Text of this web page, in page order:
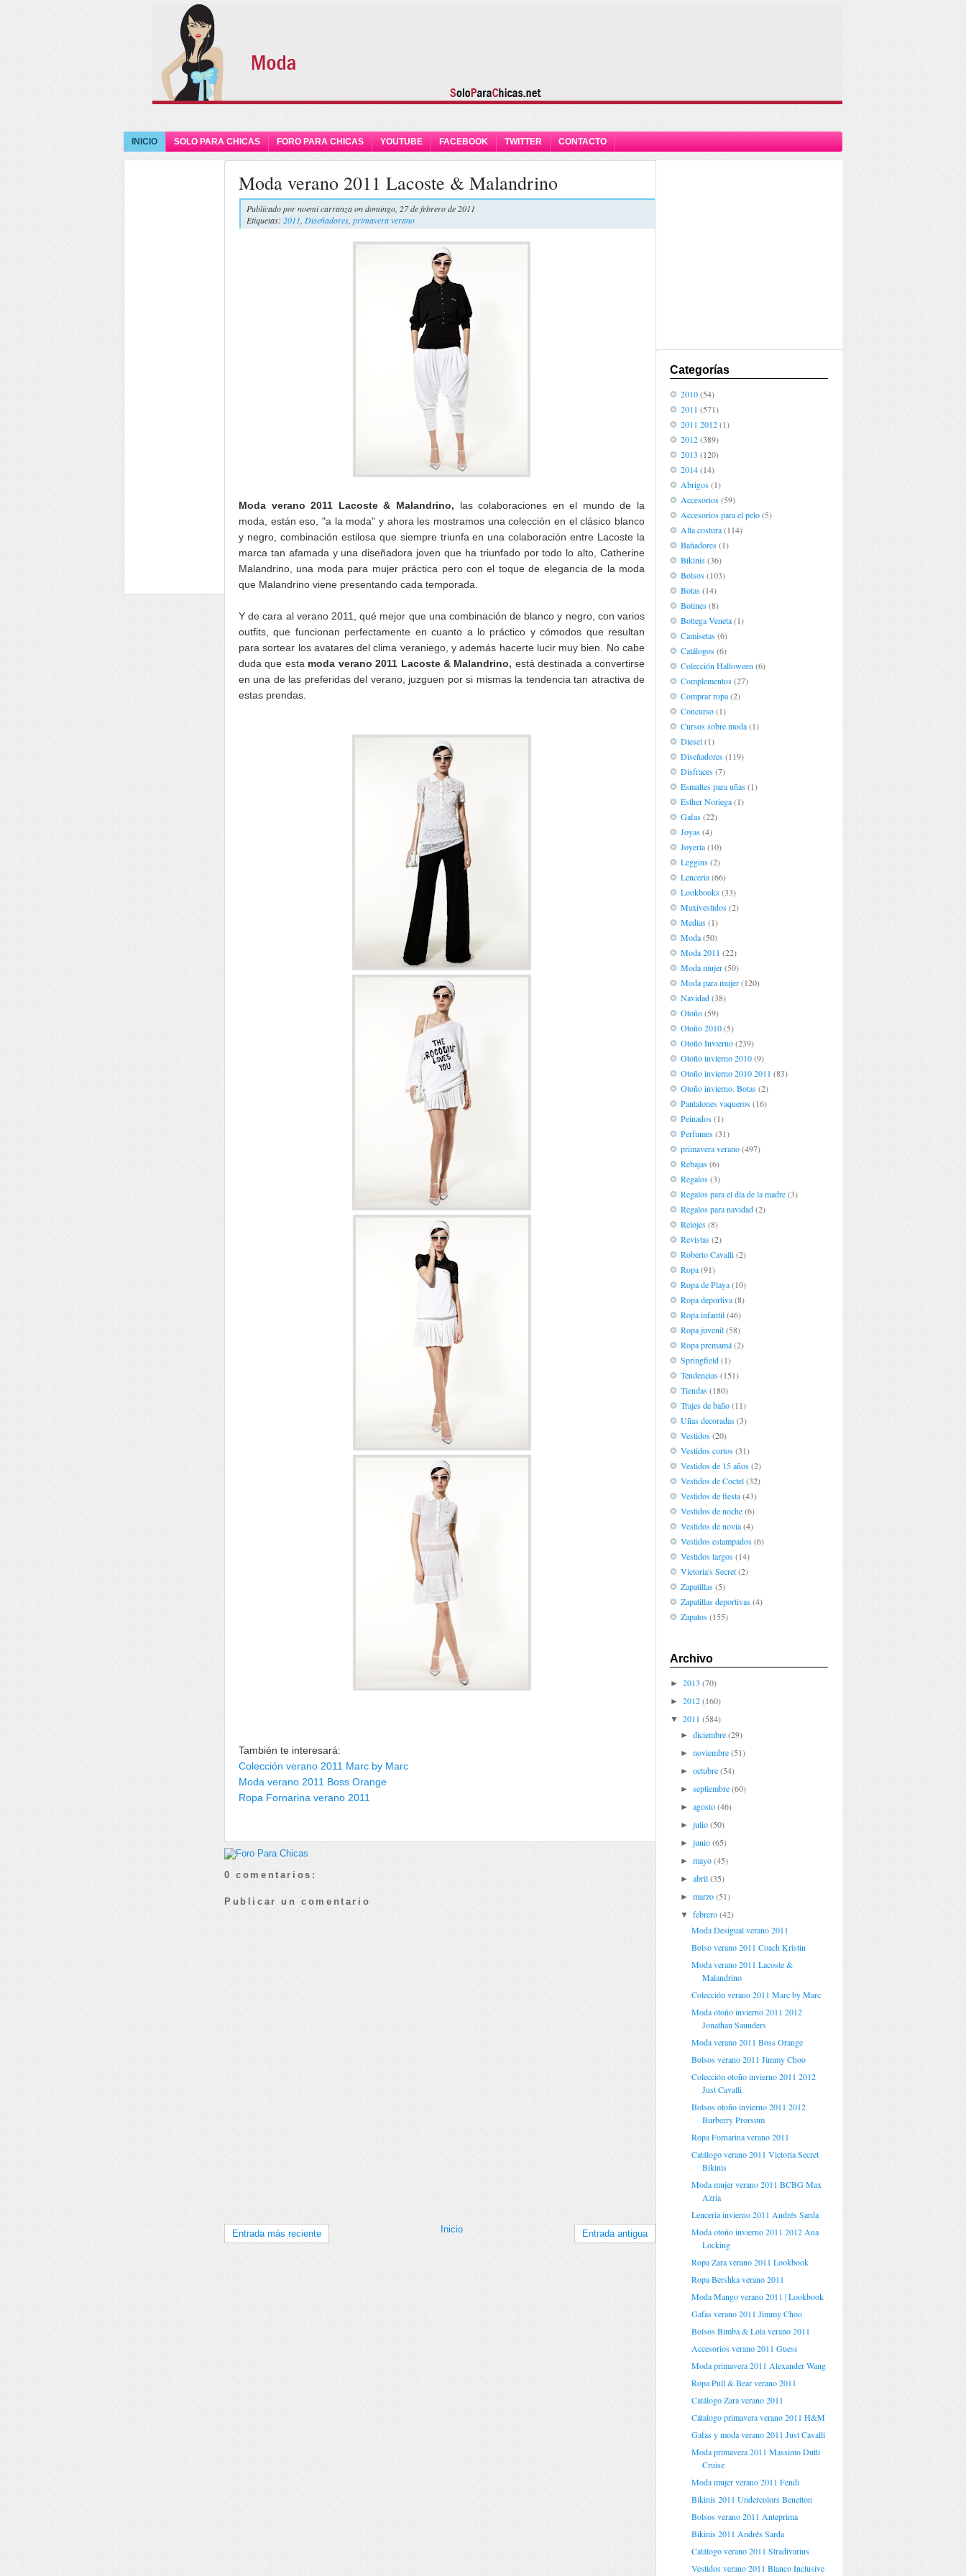
INICIO SOLO PARA CHICAS FORO PARA CHICAS YOUTUBE FACEBOOK TWITTER CONTACTO
Moda verano 2011 Lacoste & Malandrino
Publicado pornoemi carranzaon domingo, 27 de febrero de 2011
Etiquetas: 2011 Diseñadores primavera verano
Moda verano 2011 Lacoste & Malandrino, las colaboraciones en el mundo de la
moda, están eso, "a la moda" y ahora les mostramos una colección en el clásico blanco
y negro, combinación estilosa que siempre triunfa en una colaboración entre Lacoste la
marca tan afamada y una diseñadora joven que ha triunfado por todo lo alto, Catherine
Malandrino, una moda para mujer práctica pero con el toque de elegancia de la moda
que Malandrino viene presentando cada temporada.
Y de cara al verano 2011, qué mejor que una combinación de blanco y negro, con varios
outfits, que funcionan perfectamente en cuanto a lo práctico y cómodos que resultan
para sortear los avatares del clima veraniego, y además hacerte lucir muy bien. No cabe
duda que esta moda verano 2011 Lacoste & Malandrino, está destinada a convertirse
en una de las preferidas del verano, juzguen por si mismas la tendencia tan atractiva de
estas prendas.
También te interesará:
Colección verano 2011 Marc by Marc
Moda verano 2011 Boss Orange
Ropa Fornarina verano 2011
0 comentarios:
Publicar un comentario
Entrada más reciente Entrada antigua
Inicio
Categorías
2010(54)
2011 (571)
2011 2012(1)
2012(389)
2013 (120)
2014(14)
Abrigos(1)
Accesorios(59)
Accesorios para el pelo(5)
Alta costura(114)
Bañadores(1)
Bikinis(36)
Bolsos(103)
Botas(14)
Botines(8)
Bottega Veneta(1)
Camisetas(6)
Catálogos(6)
Colección Halloween (6)
Complementos(27)
Comprar ropa(2)
Concurso(1)
Cursos sobre moda(1)
Diesel(1)
Diseñadores(119)
Disfraces(7)
Esmaltes para uñas(1)
Esther Noriega(1)
Gafas(22)
Joyas(4)
Joyería(10)
Leggins(2)
Lenceria(66)
Lookbooks(33)
Maxivestidos(2)
Medias(1)
Moda(50)
Moda 2011 (22)
Moda mujer(50)
Moda para mujer(120)
Navidad(38)
Otoño(59)
Otoño 2010(5)
Otoño Invierno(239)
Otoño invierno 2010(9)
Otoño invierno 2010 2011 (83)
Otoño invierno. Botas(2)
Pantalones vaqueros(16)
Peinados(1)
Perfumes(31)
primavera verano(497)
Rebajas(6)
Regalos(3)
Regalos para el día de la madre(3)
Regalos para navidad(2)
Relojes(8)
Revistas(2)
Roberto Cavalli(2)
Ropa(91)
Ropa de Playa(10)
Ropa deportiva(8)
Ropa infantil(46)
Ropa juvenil(58)
Ropa premamá(2)
Springfield(1)
Tendencias(151)
Tiendas(180)
Trajes de baño(11)
Uñas decoradas(3)
Vestidos(20)
Vestidos cortos(31)
Vestidos de 15 años(2)
Vestidos de Coctel(32)
Vestidos de fiesta(43)
Vestidos de noche(6)
Vestidos de novia(4)
Vestidos estampados(6)
Vestidos largos(14)
Victoria's Secret(2)
Zapatillas(5)
Zapatillas deportivas(4)
Zapatos(155)
Archivo
► 2013 (70)
► 2012(160)
▼ 2011 (584)
►diciembre (29)
►noviembre (51)
►octubre (54)
►septiembre (60)
►agosto (46)
►julio (50)
►junio (65)
►mayo (45)
►abril (35)
►marzo (51)
▼febrero (42)
Moda Desigual verano 2011
Bolso verano 2011 Coach Kristin
Moda verano 2011 Lacoste &
Malandrino
Colección verano 2011 Marc by Marc
Moda otoño invierno 2011 2012
Jonathan Saunders
Moda verano 2011 Boss Orange
Bolsos verano 2011 Jimmy Choo
Colección otoño invierno 2011 2012
Just Cavalli
Bolsos otoño invierno 2011 2012
Burberry Prorsum
Ropa Fornarina verano 2011
Catálogo verano 2011 Victoria Secret
Bikinis
Moda mujer verano 2011 BCBG Max
Azria
Lenceria invierno 2011 Andrés Sarda
Moda otoño invierno 2011 2012 Ana
Locking
Ropa Zara verano 2011 Lookbook
Ropa Bershka verano 2011
Moda Mango verano 2011 | Lookbook
Gafas verano 2011 Jimmy Choo
Bolsos Bimba & Lola verano 2011
Accesorios verano 2011 Guess
Moda primavera 2011 Alexander Wang
Ropa Pull & Bear verano 2011
Catálogo Zara verano 2011
Cátalogo primavera verano 2011 H&M
Gafas y moda verano 2011 Just Cavalli
Moda primavera 2011 Massimo Dutti
Cruise
Moda mujer verano 2011 Fendi
Bikinis 2011 Undercolors Benetton
Bolsos verano 2011 Anteprima
Bikinis 2011 Andrés Sarda
Catálogo verano 2011 Stradivarius
Vestidos verano 2011 Blanco Inclusive